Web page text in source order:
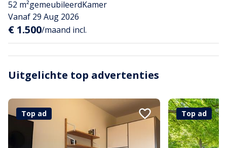
52 m²gemeubileerdKamer
Vanaf 29 Aug 2026
€ 1.500/maand incl.
Uitgelichte top advertenties
Top ad Top ad